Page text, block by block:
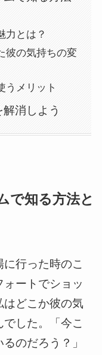
力とは？
彼の気持ちの変
うメリット
消しよう
で知る方法と
行った時のこ
ートでショッ
はどこか彼の気
した。「今こ
のだろう？」